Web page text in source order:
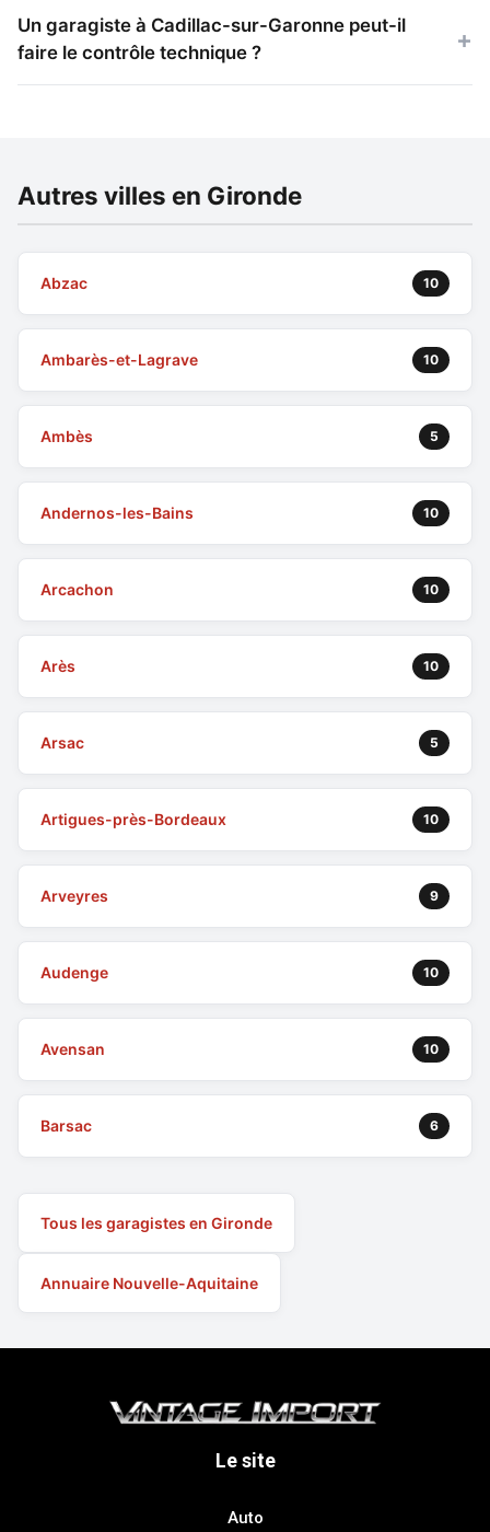
Un garagiste à Cadillac-sur-Garonne peut-il
faire le contrôle technique ?
Autres villes en Gironde
Abzac 10
Ambarès-et-Lagrave 10
Ambès 5
Andernos-les-Bains 10
Arcachon 10
Arès 10
Arsac 5
Artigues-près-Bordeaux 10
Arveyres 9
Audenge 10
Avensan 10
Barsac 6
Tous les garagistes en Gironde
Annuaire Nouvelle-Aquitaine
Le site
Auto